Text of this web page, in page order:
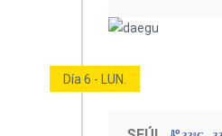
Día 6 - LUN.